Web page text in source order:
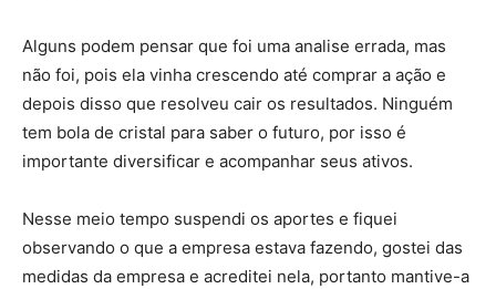
Alguns podem pensar que foi uma analise errada, mas
não foi, pois ela vinha crescendo até comprar a ação e
depois disso que resolveu cair os resultados. Ninguém
tem bola de cristal para saber o futuro, por isso é
importante diversificar e acompanhar seus ativos.
Nesse meio tempo suspendi os aportes e fiquei
observando o que a empresa estava fazendo, gostei das
medidas da empresa e acreditei nela, portanto mantive-a